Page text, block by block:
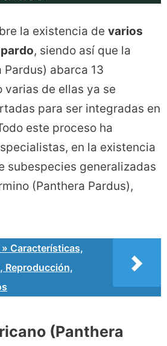
la existencia de varios
, siendo así que la
abarca 13
varias de ellas ya se
para ser integradas en
este proceso ha
en la existencia
subespecies generalizadas
(Panthera Pardus),
» Características,
Reproducción,
(Panthera